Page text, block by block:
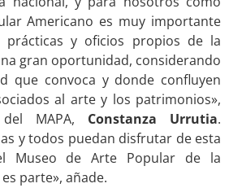
Americano es muy importante
prácticas y oficios propios de la
gran oportunidad, considerando
que convoca y donde confluyen
al arte y los patrimonios»,
MAPA, Constanza Urrutia.
y todos puedan disfrutar de esta
Museo de Arte Popular de la
parte», añade.